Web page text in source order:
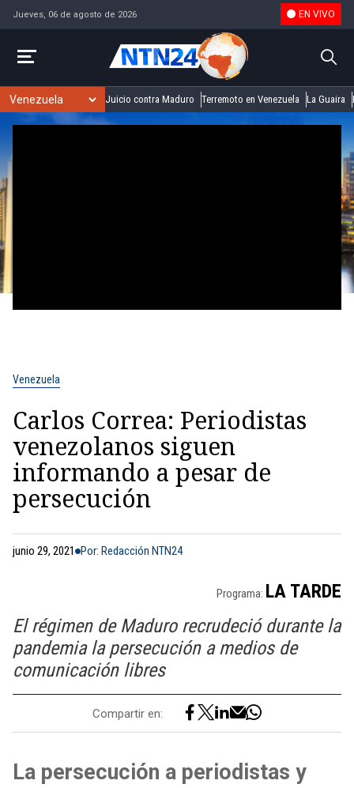
Jueves, 06 de agosto de 2026 EN VIVO
Juicio contra Maduro Terremoto en Venezuela La Guaira
Venezuela
Carlos Correa: Periodistas
venezolanos siguen
informando a pesar de
persecución
junio 29, 2021 Por: Redacción NTN24
Programa: LA TARDE
El régimen de Maduro recrudeció durante la
pandemia la persecución a medios de
comunicación libres
Compartir en:
La persecución a periodistas y